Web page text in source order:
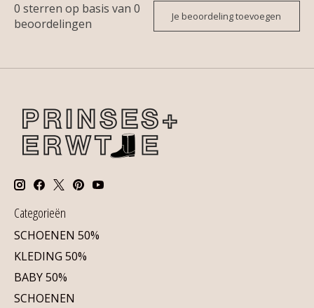
0 sterren op basis van 0
beoordelingen
Je beoordeling toevoegen
Categorieën
SCHOENEN 50%
KLEDING 50%
BABY 50%
SCHOENEN